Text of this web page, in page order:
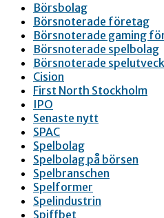
Börsbolag
Börsnoterade företag
Börsnoterade gaming
Börsnoterade spelbolag
Börsnoterade
Cision
First North Stockholm
IPO
Senaste nytt
SPAC
Spelbolag
Spelbolag på börsen
Spelbranschen
Spelformer
Spelindustrin
Spiffbet